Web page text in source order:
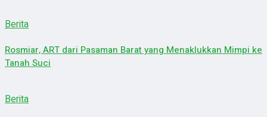
Berita
Rosmiar, ART dari Pasaman Barat yang Menaklukkan Mimpi ke
Tanah Suci
Berita